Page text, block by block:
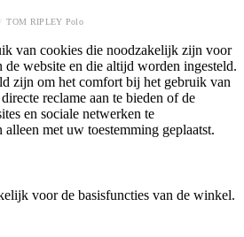
TOM RIPLEY Polo
van cookies die noodzakelijk zijn voor
website en die altijd worden ingesteld.
zijn om het comfort bij het gebruik van
reclame aan te bieden of de
en sociale netwerken te
met uw toestemming geplaatst.
voor de basisfuncties van de winkel.